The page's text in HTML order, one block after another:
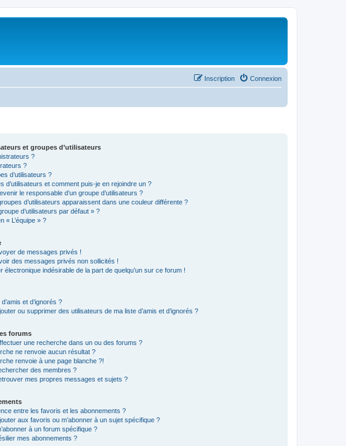
Connexion
Inscription
et groupes d’utilisateurs
?
?
d’utilisateurs ?
d’utilisateurs et comment puis-je en rejoindre un ?
le responsable d’un groupe d’utilisateurs ?
d’utilisateurs apparaissent dans une couleur différente ?
d’utilisateurs par défaut » ?
« L’équipe » ?
de messages privés !
des messages privés non sollicités !
électronique indésirable de la part de quelqu’un sur ce forum !
et d’ignorés ?
ou supprimer des utilisateurs de ma liste d’amis et d’ignorés ?
forums
une recherche dans un ou des forums ?
ne renvoie aucun résultat ?
renvoie à une page blanche ?!
des membres ?
mes propres messages et sujets ?
entre les favoris et les abonnements ?
aux favoris ou m’abonner à un sujet spécifique ?
à un forum spécifique ?
mes abonnements ?